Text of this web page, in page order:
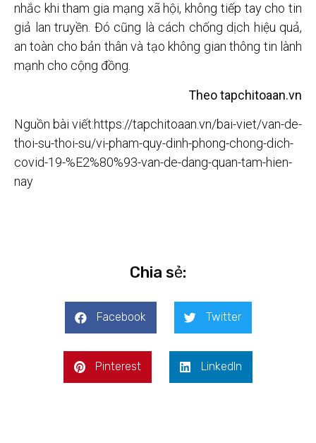
nhắc khi tham gia mạng xã hội, không tiếp tay cho tin
giả lan truyền. Đó cũng là cách chống dịch hiệu quả,
an toàn cho bản thân và tạo không gian thông tin lành
mạnh cho cộng đồng.
Theo tapchitoaan.vn
Nguồn bài viết:https://tapchitoaan.vn/bai-viet/van-de-
thoi-su-thoi-su/vi-pham-quy-dinh-phong-chong-dich-
covid-19-%E2%80%93-van-de-dang-quan-tam-hien-
nay
Chia sẻ:
Facebook Twitter
Pinterest LinkedIn